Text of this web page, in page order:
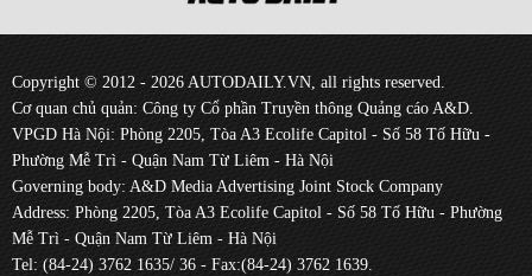
Copyright © 2012 - 2026 AUTODAILY.VN, all rights reserved.
Cơ quan chủ quản: Công ty Cổ phần Truyền thông Quảng cáo A&D.
VPGD Hà Nội: Phòng 2205, Tòa A3 Ecolife Capitol - Số 58 Tố Hữu -
Phường Mễ Trì - Quận Nam Từ Liêm - Hà Nội
Governing body: A&D Media Advertising Joint Stock Company
Address: Phòng 2205, Tòa A3 Ecolife Capitol - Số 58 Tố Hữu - Phường
Mễ Trì - Quận Nam Từ Liêm - Hà Nội
Tel: (84-24) 3762 1635/ 36 - Fax:(84-24) 3762 1639.